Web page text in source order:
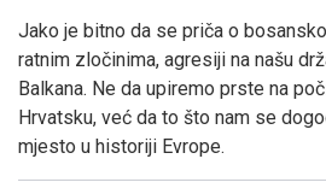
Jako je bitno da se priča o
ratnim zločinima, agresiji na našu
Balkana. Ne da upiremo prste na
Hrvatsku, već da to što nam se
mjesto u historiji Evrope.